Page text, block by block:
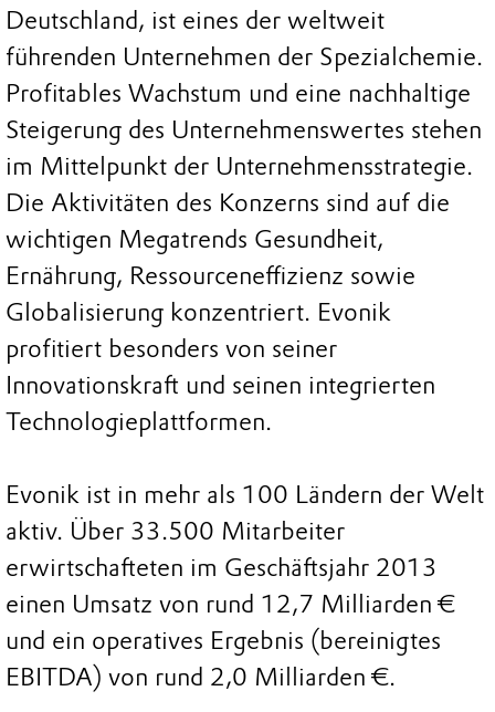
Deutschland, ist eines der weltweit
führenden Unternehmen der Spezialchemie.
Profitables Wachstum und eine nachhaltige
Steigerung des Unternehmenswertes stehen
im Mittelpunkt der Unternehmensstrategie.
Die Aktivitäten des Konzerns sind auf die
wichtigen Megatrends Gesundheit,
Ernährung, Ressourceneffizienz sowie
Globalisierung konzentriert. Evonik
profitiert besonders von seiner
Innovationskraft und seinen integrierten
Technologieplattformen.
Evonik ist in mehr als 100 Ländern der Welt
aktiv. Über 33.500 Mitarbeiter
erwirtschafteten im Geschäftsjahr 2013
einen Umsatz von rund 12,7 Milliarden €
und ein operatives Ergebnis (bereinigtes
EBITDA) von rund 2,0 Milliarden €.